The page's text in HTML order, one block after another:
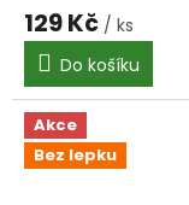
129 Kč / ks
Do košíku
Akce
Bez lepku